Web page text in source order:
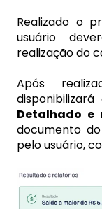
Realizado o
usuário
realização do
Após
disponibilizará
Detalhado e
documento
pelo usuário,